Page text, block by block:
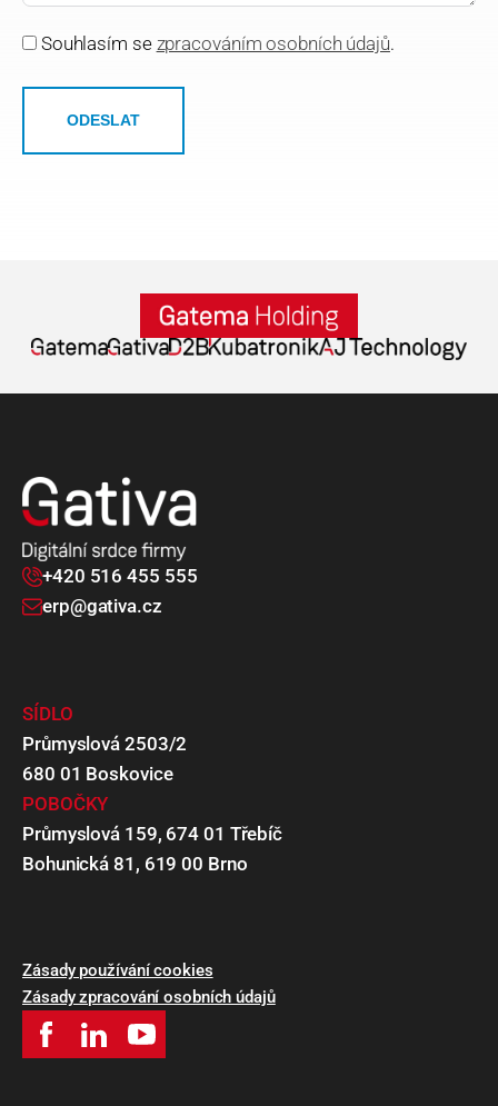
Souhlasím se zpracováním osobních údajů.
ODESLAT
+420 516 455 555
erp@gativa.cz
SÍDLO
Průmyslová 2503/2
680 01 Boskovice
POBOČKY
Průmyslová 159, 674 01 Třebíč
Bohunická 81, 619 00 Brno
Zásady používání cookies
Zásady zpracování osobních údajů